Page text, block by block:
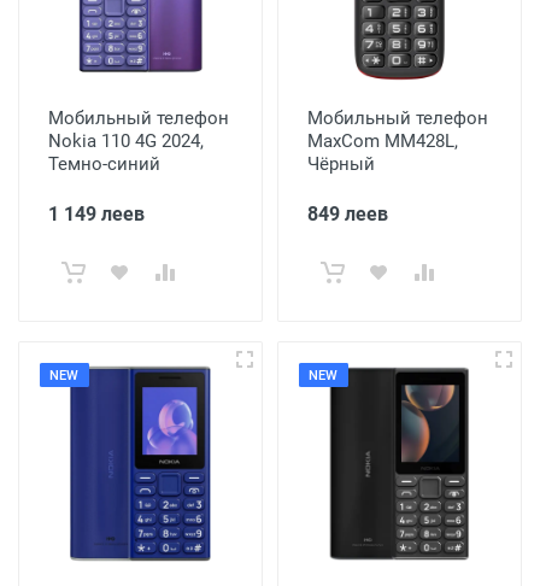
Мобильный телефон
Nokia 110 4G 2024,
Темно-синий
1 149 леев
Мобильный телефон
MaxCom MM428L,
Чёрный
849 леев
NEW NEW